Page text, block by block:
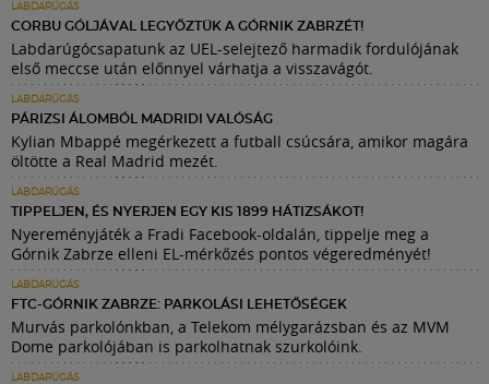
LABDARÚGÁS
CORBU GÓLJÁVAL LEGYŐZTÜK A GÓRNIK ZABRZÉT!
Labdarúgócsapatunk az UEL-selejtező harmadik fordulójának
első meccse után előnnyel várhatja a visszavágót.
LABDARÚGÁS
PÁRIZSI ÁLOMBÓL MADRIDI VALÓSÁG
Kylian Mbappé megérkezett a futball csúcsára, amikor magára
öltötte a Real Madrid mezét.
LABDARÚGÁS
TIPPELJEN, ÉS NYERJEN EGY KIS 1899 HÁTIZSÁKOT!
Nyereményjáték a Fradi Facebook-oldalán, tippelje meg a
Górnik Zabrze elleni EL-mérkőzés pontos végeredményét!
LABDARÚGÁS
FTC-GÓRNIK ZABRZE: PARKOLÁSI LEHETŐSÉGEK
Murvás parkolónkban, a Telekom mélygarázsban és az MVM
Dome parkolójában is parkolhatnak szurkolóink.
LABDARÚGÁS